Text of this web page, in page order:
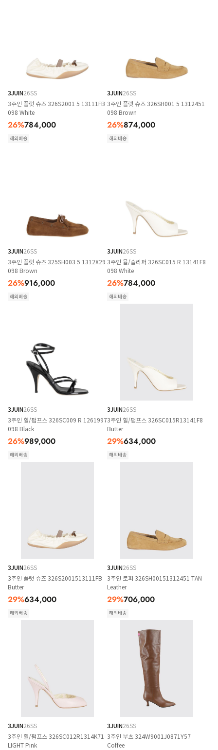
3JUIN26SS
3주인 플랫 슈즈 326S2001 5 13111FB
098 White
26%784,000
해외배송
3JUIN26SS
3주인 플랫 슈즈 326SH001 5 1312451
098 Brown
26%874,000
해외배송
3JUIN26SS
3주인 플랫 슈즈 325SH003 5 1312X29
098 Brown
26%916,000
해외배송
3JUIN26SS
3주인 뮬/슬리퍼 326SC015 R 13141F8
098 White
26%784,000
해외배송
3JUIN26SS
3주인 힐/펌프스 326SC009 R 1261997
098 Black
26%989,000
해외배송
3JUIN26SS
3주인 힐/펌프스 326SC015R13141F8
Butter
29%634,000
해외배송
3JUIN26SS
3주인 플랫 슈즈 326S2001513111FB
Butter
29%634,000
해외배송
3JUIN26SS
3주인 로퍼 326SH00151312451 TAN
Leather
29%706,000
해외배송
3JUIN26SS
3주인 힐/펌프스 326SC012R1314K71
LIGHT Pink
3JUIN26SS
3주인 부츠 324W9001J0871Y57
Coffee